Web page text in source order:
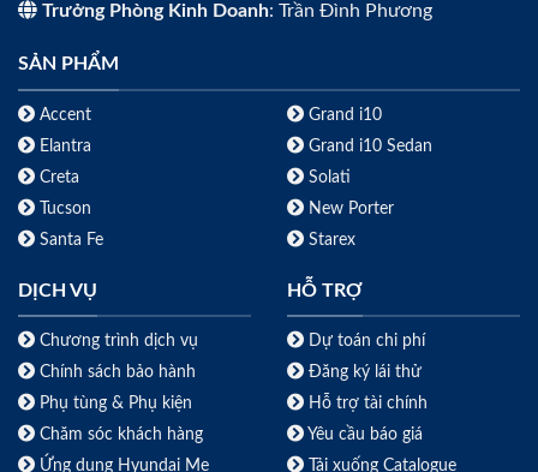
Trưởng Phòng Kinh Doanh: Trần Đình Phương
SẢN PHẨM
Accent
Elantra
Creta
Tucson
Santa Fe
Grand i10
Grand i10 Sedan
Solati
New Porter
Starex
DỊCH VỤ
Chương trình dịch vụ
Chính sách bảo hành
Phụ tùng & Phụ kiện
Chăm sóc khách hàng
Ứng dụng Hyundai Me
HỖ TRỢ
Dự toán chi phí
Đăng ký lái thử
Hỗ trợ tài chính
Yêu cầu báo giá
Tải xuống Catalogue